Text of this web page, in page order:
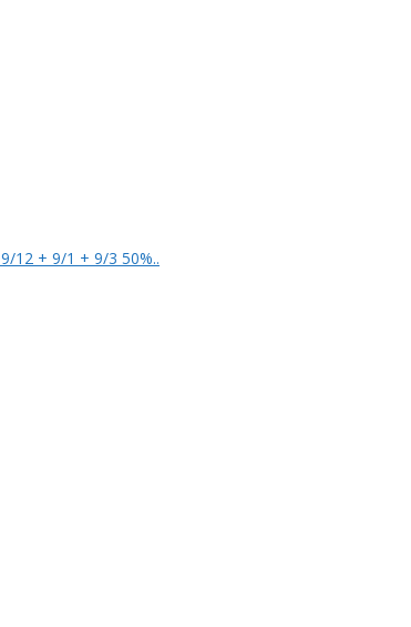
оттенка 9/12 + 9/1 + 9/3 50%..